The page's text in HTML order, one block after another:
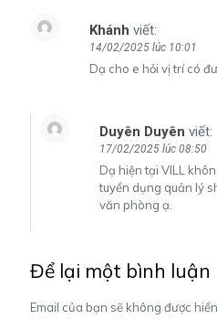
Khánh viết:
14/02/2025 lúc 10:01
Dạ cho e hỏi vị trí có
Duyên Duyên viết:
17/02/2025 lúc 08:50
Dạ hiện tại VILL
tuyển dụng quản lý
văn phòng ạ.
Để lại một bình luận
Email của bạn sẽ không được